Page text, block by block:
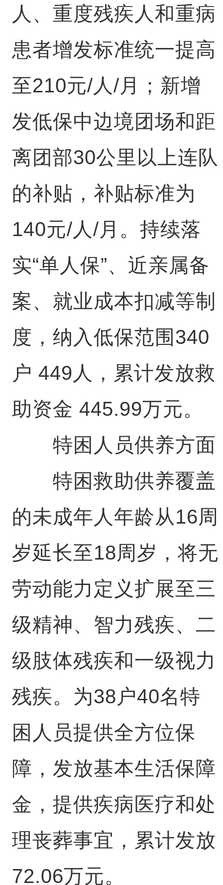
人、重度残疾人和重病
患者增发标准统一提高
至210元/人/月；新增
发低保中边境团场和距
离团部30公里以上连队
的补贴，补贴标准为
140元/人/月。持续落
实“单人保”、近亲属备
案、就业成本扣减等制
度，纳入低保范围340
户 449人，累计发放救
助资金 445.99万元。
特困人员供养方面
特困救助供养覆盖
的未成年人年龄从16周
岁延长至18周岁，将无
劳动能力定义扩展至三
级精神、智力残疾、二
级肢体残疾和一级视力
残疾。为38户40名特
困人员提供全方位保
障，发放基本生活保障
金，提供疾病医疗和处
理丧葬事宜，累计发放
72.06万元。